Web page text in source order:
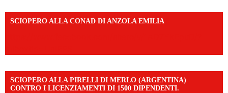
SCIOPERO ALLA CONAD DI ANZOLA EMILIA
SCIOPERO ALLA PIRELLI DI MERLO (ARGENTINA)
CONTRO I LICENZIAMENTI DI 1500 DIPENDENTI.